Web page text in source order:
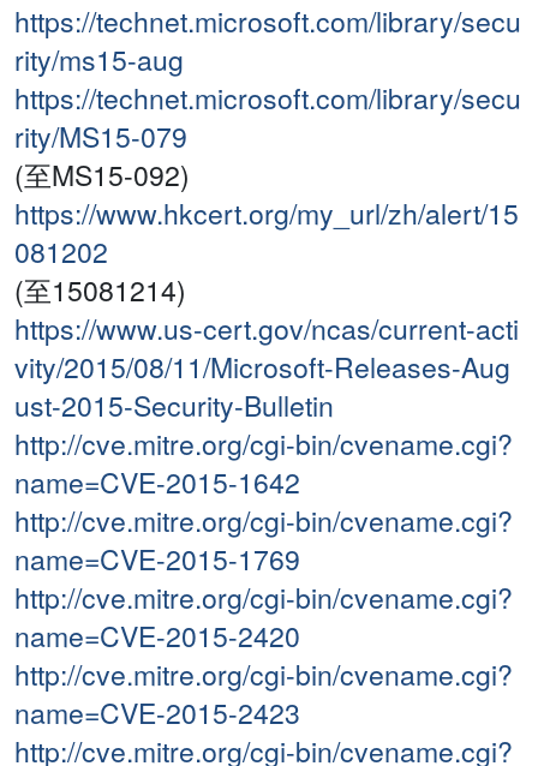
https://technet.microsoft.com/library/secu
rity/ms15-aug
https://technet.microsoft.com/library/secu
rity/MS15-079
(至MS15-092)
https://www.hkcert.org/my_url/zh/alert/15
081202
(至15081214)
https://www.us-cert.gov/ncas/current-acti
vity/2015/08/11/Microsoft-Releases-Aug
ust-2015-Security-Bulletin
http://cve.mitre.org/cgi-bin/cvename.cgi?
name=CVE-2015-1642
http://cve.mitre.org/cgi-bin/cvename.cgi?
name=CVE-2015-1769
http://cve.mitre.org/cgi-bin/cvename.cgi?
name=CVE-2015-2420
http://cve.mitre.org/cgi-bin/cvename.cgi?
name=CVE-2015-2423
http://cve.mitre.org/cgi-bin/cvename.cgi?